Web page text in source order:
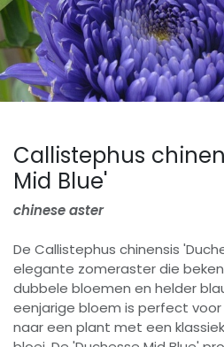
Callistephus
Mid Blue'
chinese aster
De Callistephus chinensis
elegante zomeraster die
dubbele bloemen en helder
eenjarige bloem is perfect
naar een plant met een